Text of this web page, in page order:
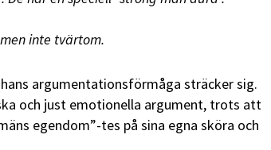
inte tvärtom.
argumentationsförmåga sträcker sig.
och just emotionella argument, trots att
egendom”-tes på sina egna sköra och